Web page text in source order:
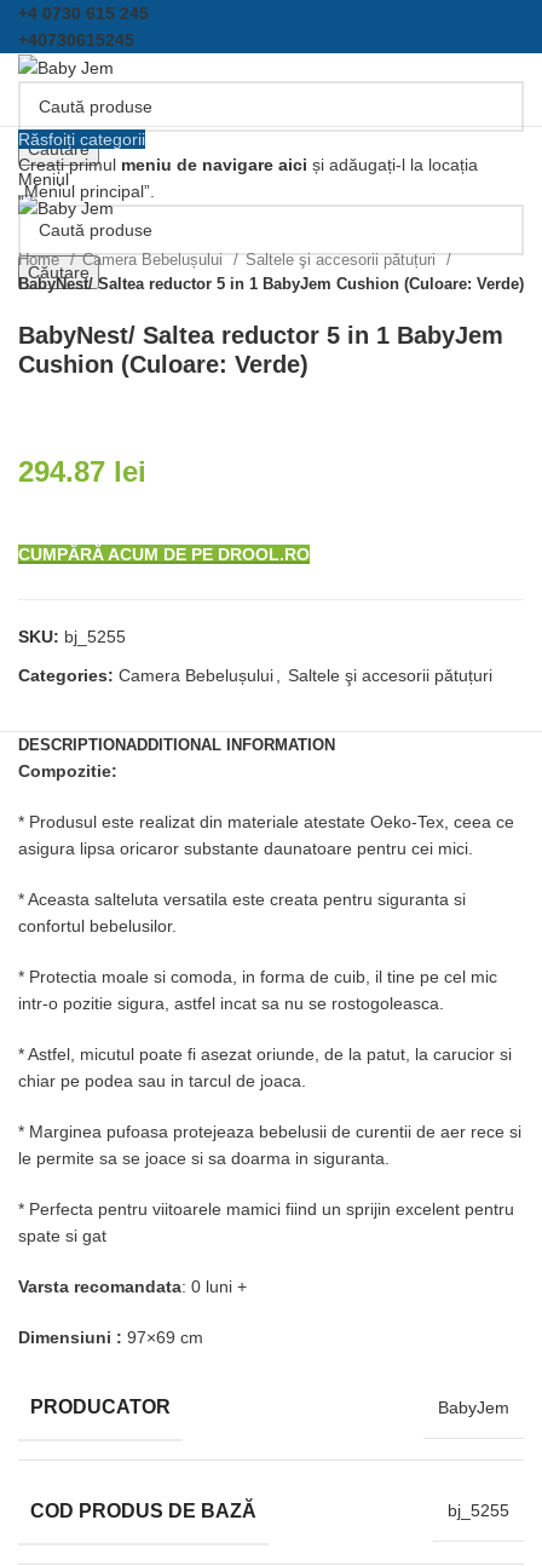
+4 0730 615 245
+40730615245
Căutare
Meniul
Răsfoiți categorii
Creați primul meniu de navigare aici și adăugați-l la locația
„Meniul principal”.
Căutare
Click pentru a mari
Home Camera Bebelușului
Saltele şi accesorii pǎtuțuri
BabyNest/ Saltea reductor 5 in 1 BabyJem Cushion (Culoare: Verde)
BabyNest/ Saltea reductor 5 in 1 BabyJem
Cushion (Culoare: Verde)
294.87 lei
CUMPĂRĂ ACUM DE PE DROOL.RO
SKU: bj_5255
Categories: Camera Bebelușului, Saltele şi accesorii pǎtuțuri
DESCRIPTIONADDITIONAL INFORMATION
Compozitie:
* Produsul este realizat din materiale atestate Oeko-Tex, ceea ce
asigura lipsa oricaror substante daunatoare pentru cei mici.
* Aceasta salteluta versatila este creata pentru siguranta si
confortul bebelusilor.
* Protectia moale si comoda, in forma de cuib, il tine pe cel mic
intr-o pozitie sigura, astfel incat sa nu se rostogoleasca.
* Astfel, micutul poate fi asezat oriunde, de la patut, la carucior si
chiar pe podea sau in tarcul de joaca.
* Marginea pufoasa protejeaza bebelusii de curentii de aer rece si
le permite sa se joace si sa doarma in siguranta.
* Perfecta pentru viitoarele mamici fiind un sprijin excelent pentru
spate si gat
Varsta recomandata: 0 luni +
Dimensiuni : 97×69 cm
PRODUCATOR BabyJem
COD PRODUS DE BAZĂ bj_5255